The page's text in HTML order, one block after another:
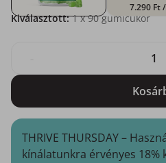
7.290 Ft
Kiválasztott: 1x 90 gumicukor
THRIVE THURSDAY –
kínálatunkra érvényes 18%